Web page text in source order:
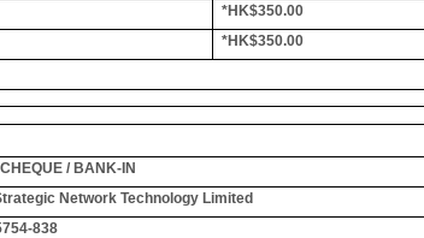
*HK$350.00
*HK$350.00
/ BANK-IN
Network Technology Limited
838